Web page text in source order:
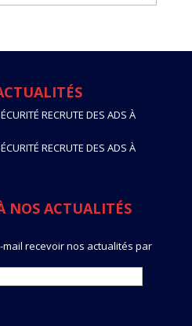
RECRUTE DES ADS À
RECRUTE DES ADS À
NOS ACTUALITÉS
recevoir nos actualités par